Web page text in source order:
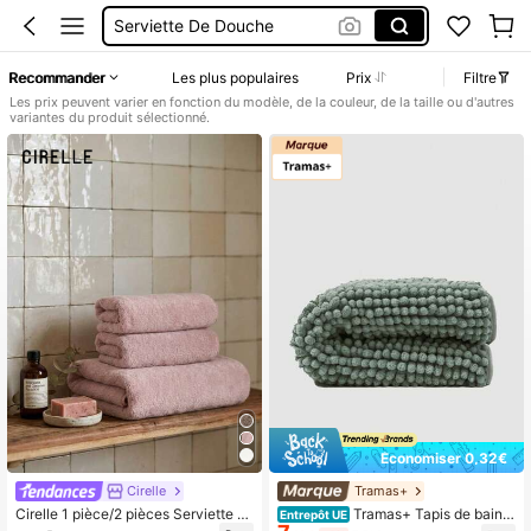
Serviette De Douche
Tapis De Bain Vert Sauge
Serviettes De Bain
Recommander Les plus populaires Prix Filtre
Les prix peuvent varier en fonction du modèle, de la couleur, de la taille ou d'autres
variantes du produit sélectionné.
Cirelle
Cirelle 1 pièce/2 pièces Serviette e
Économiser 0,32€
Tramas+
Entrepôt UE Tramas+ Tapis de bain v